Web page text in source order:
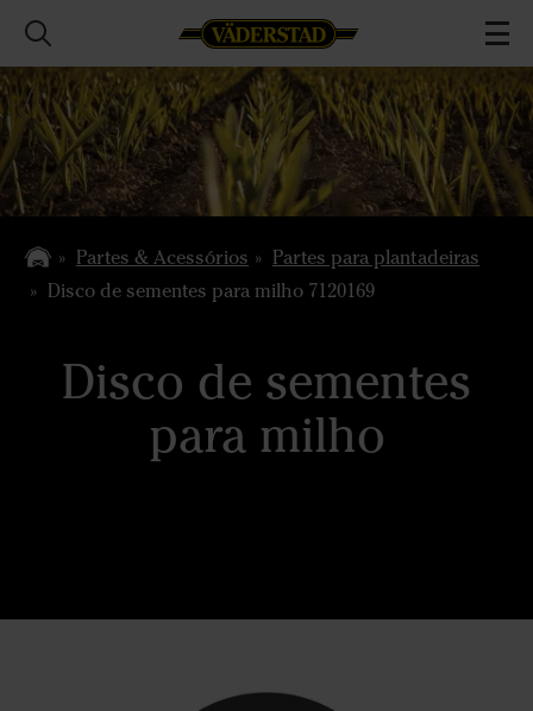
Partes & Acessórios
Partes para plantadeiras
Disco de sementes para milho 7120169
Disco de sementes
para milho